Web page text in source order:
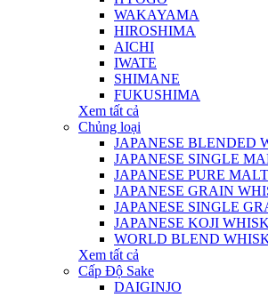
WAKAYAMA
HIROSHIMA
AICHI
IWATE
SHIMANE
FUKUSHIMA
Xem tất cả
Chủng loại
JAPANESE BLENDED
JAPANESE SINGLE
JAPANESE PURE
JAPANESE GRAIN
JAPANESE SINGLE
JAPANESE KOJI
WORLD BLEND
Xem tất cả
Cấp Độ Sake
DAIGINJO